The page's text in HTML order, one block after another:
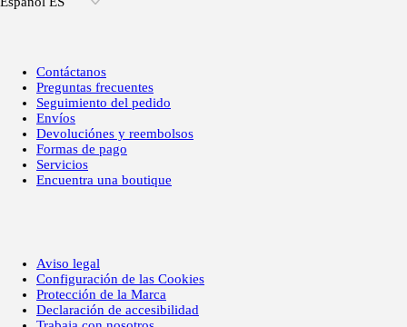
Contáctanos
Preguntas frecuentes
Seguimiento del pedido
Envíos
Devoluciónes y reembolsos
Formas de pago
Servicios
Encuentra una boutique
Aviso legal
Configuración de las Cookies
Protección de la Marca
Declaración de accesibilidad